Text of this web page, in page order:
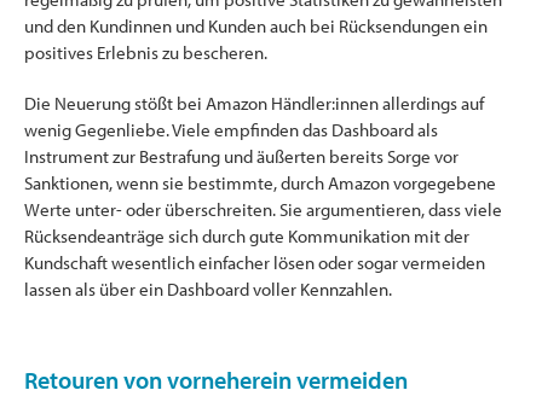
und den Kundinnen und Kunden auch bei Rücksendungen ein
positives Erlebnis zu bescheren.
Die Neuerung stößt bei Amazon Händler:innen allerdings auf
wenig Gegenliebe. Viele empfinden das Dashboard als
Instrument zur Bestrafung und äußerten bereits Sorge vor
Sanktionen, wenn sie bestimmte, durch Amazon vorgegebene
Werte unter- oder überschreiten. Sie argumentieren, dass viele
Rücksendeanträge sich durch gute Kommunikation mit der
Kundschaft wesentlich einfacher lösen oder sogar vermeiden
lassen als über ein Dashboard voller Kennzahlen.
Retouren von vorneherein vermeiden